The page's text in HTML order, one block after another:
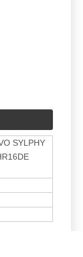
SYLPHY